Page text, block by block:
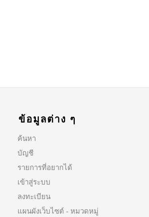
ข้อมูลต่าง ๆ
ค้นหา
บัญชี
รายการที่อยากได้
เข้าสู่ระบบ
ลงทะเบียน
แผนผังเว็บไซต์ - หมวดหมู่